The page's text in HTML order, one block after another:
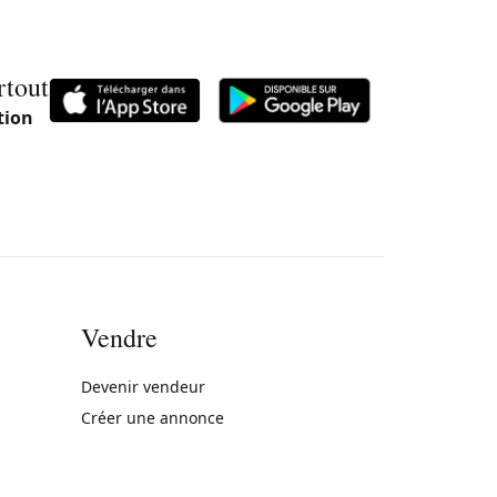
Vendre
Devenir vendeur
Créer une annonce